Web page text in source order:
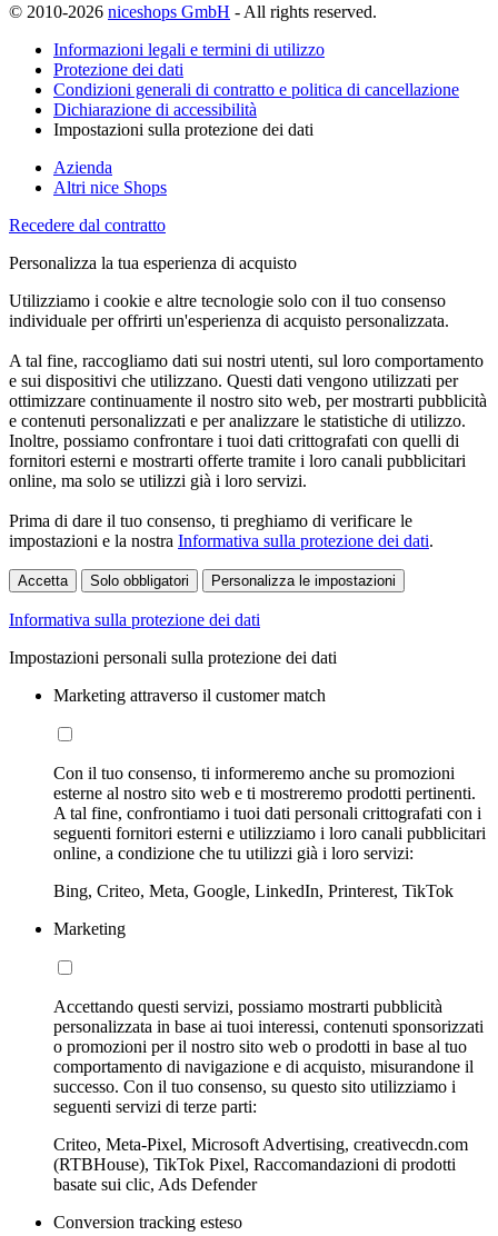
© 2010-2026 niceshops GmbH - All rights reserved.
Informazioni legali e termini di utilizzo
Protezione dei dati
Condizioni generali di contratto e politica di cancellazione
Dichiarazione di accessibilità
Impostazioni sulla protezione dei dati
Azienda
Altri nice Shops
Recedere dal contratto
Personalizza la tua esperienza di acquisto
Utilizziamo i cookie e altre tecnologie solo con il tuo consenso
individuale per offrirti un'esperienza di acquisto personalizzata.
A tal fine, raccogliamo dati sui nostri utenti, sul loro comportamento
e sui dispositivi che utilizzano. Questi dati vengono utilizzati per
ottimizzare continuamente il nostro sito web, per mostrarti pubblicità
e contenuti personalizzati e per analizzare le statistiche di utilizzo.
Inoltre, possiamo confrontare i tuoi dati crittografati con quelli di
fornitori esterni e mostrarti offerte tramite i loro canali pubblicitari
online, ma solo se utilizzi già i loro servizi.
Prima di dare il tuo consenso, ti preghiamo di verificare le
impostazioni e la nostra Informativa sulla protezione dei dati.
Accetta Solo obbligatori Personalizza le impostazioni
Informativa sulla protezione dei dati
Impostazioni personali sulla protezione dei dati
Marketing attraverso il customer match
Con il tuo consenso, ti informeremo anche su promozioni
esterne al nostro sito web e ti mostreremo prodotti pertinenti.
A tal fine, confrontiamo i tuoi dati personali crittografati con i
seguenti fornitori esterni e utilizziamo i loro canali pubblicitari
online, a condizione che tu utilizzi già i loro servizi:
Bing, Criteo, Meta, Google, LinkedIn, Printerest, TikTok
Marketing
Accettando questi servizi, possiamo mostrarti pubblicità
personalizzata in base ai tuoi interessi, contenuti sponsorizzati
o promozioni per il nostro sito web o prodotti in base al tuo
comportamento di navigazione e di acquisto, misurandone il
successo. Con il tuo consenso, su questo sito utilizziamo i
seguenti servizi di terze parti:
Criteo, Meta-Pixel, Microsoft Advertising, creativecdn.com
(RTBHouse), TikTok Pixel, Raccomandazioni di prodotti
basate sui clic, Ads Defender
Conversion tracking esteso